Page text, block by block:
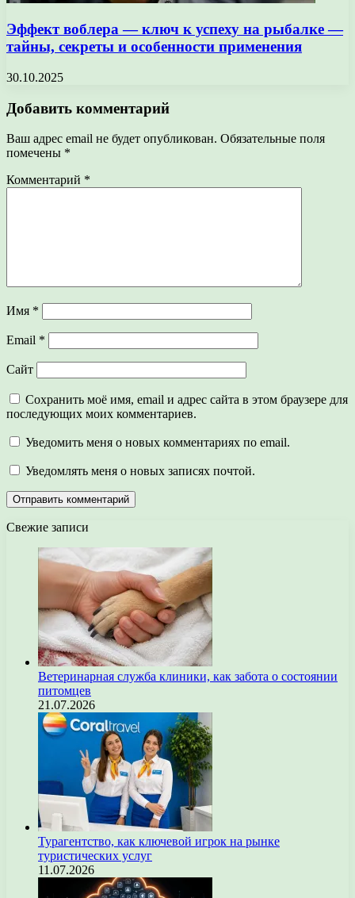
Эффект воблера — ключ к успеху на рыбалке —
тайны, секреты и особенности применения
30.10.2025
Добавить комментарий
Ваш адрес email не будет опубликован. Обязательные поля
помечены *
Комментарий *
Имя *
Email *
Сайт
Сохранить моё имя, email и адрес сайта в этом браузере для
последующих моих комментариев.
Уведомить меня о новых комментариях по email.
Уведомлять меня о новых записях почтой.
Свежие записи
Ветеринарная служба клиники, как забота о состоянии
питомцев
21.07.2026
Турагентство, как ключевой игрок на рынке
туристических услуг
11.07.2026